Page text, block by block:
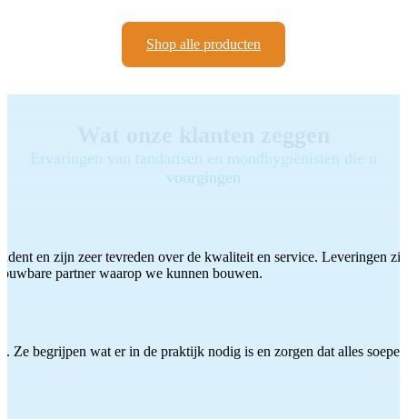
Shop alle producten
Ervaringen van tandartsen en mondhygiënisten die u
voorgingen
en zijn zeer tevreden over de kwaliteit en service. Leveringen
partner waarop we kunnen bouwen.
Ze begrijpen wat er in de praktijk nodig is en zorgen dat alles